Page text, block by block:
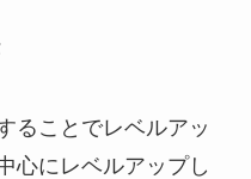
ることでレベルアッ
心にレベルアップし